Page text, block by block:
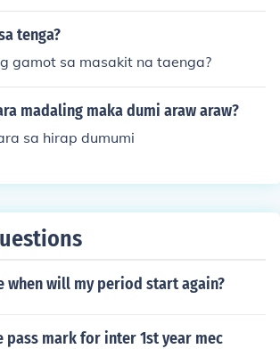
gaya ng hypothyroidism o electr
ang tamang gamot para sa mga kon
ng sintomas, hindi kinakailangan a
kung ang bradycardia ay nag
sintomas, maaaring kailang
ng atropine o pagkakaroon ng pace
tenga?
gamot sa masakit na taenga?
madaling maka dumi araw araw?
sa hirap dumumi
when will my period start again?
pass mark for inter 1st year mec